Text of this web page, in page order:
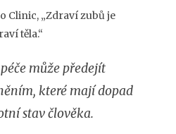
Clinic, „Zdraví zubů je
těla.“
může předejít
které mají dopad
stav člověka.